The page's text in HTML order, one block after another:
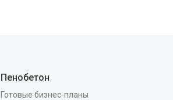
Пенобетон
Готовые бизнес-планы